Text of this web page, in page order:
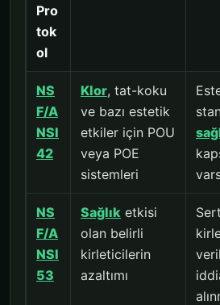
Pro
tok
ol
NS
F/A
NSI
42
Klor, tat-koku
ve bazı estetik
etkiler için POU
veya POE
sistemleri
NS
F/A
NSI
53
Sağlık etkisi
olan belirli
kirleticilerin
azaltımı